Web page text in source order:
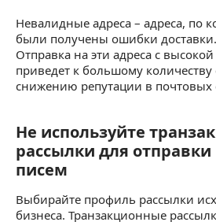
Невалидные адреса – адреса, по
были получены ошибки доставки.
Отправка на эти адреса с
приведет к большому
снижению репутации в почтовых
Не используйте
Не используйте
рассылки для
писем
Выбирайте профиль рассылки
бизнеса. Транзакционные